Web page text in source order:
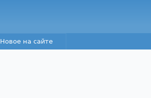
Новое на сайте